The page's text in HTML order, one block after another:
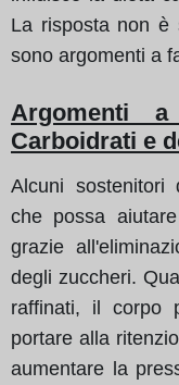
La risposta non
sono argomenti a
Argomenti
Carboidrati e
Alcuni sostenitori
che possa
grazie
degli zuccheri.
raffinati, il corpo
portare alla
aumentare la